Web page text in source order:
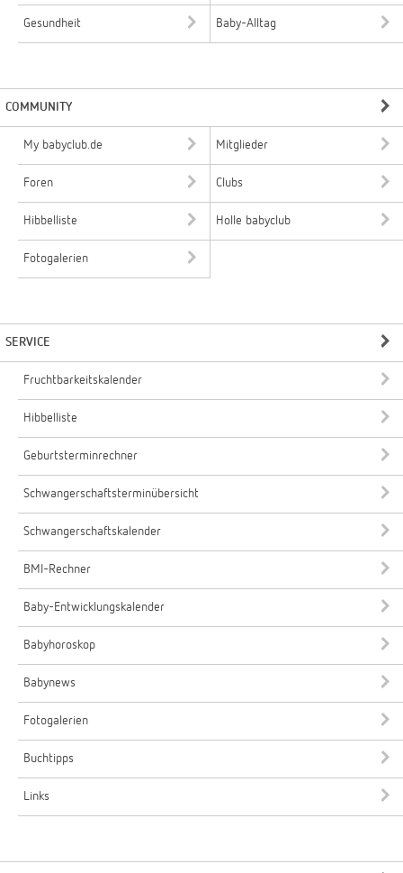
Gesundheit Baby-Alltag
COMMUNITY
My babyclub.de Mitglieder
Foren Clubs
Hibbelliste Holle babyclub
Fotogalerien
SERVICE
Fruchtbarkeitskalender
Hibbelliste
Geburtsterminrechner
Schwangerschaftsterminübersicht
Schwangerschaftskalender
BMI-Rechner
Baby-Entwicklungskalender
Babyhoroskop
Babynews
Fotogalerien
Buchtipps
Links